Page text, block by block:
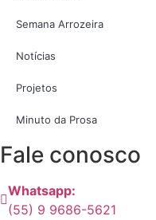
Semana Arrozeira
Notícias
Projetos
Minuto da Prosa
Fale conosco
Whatsapp:
(55) 9 9686-5621